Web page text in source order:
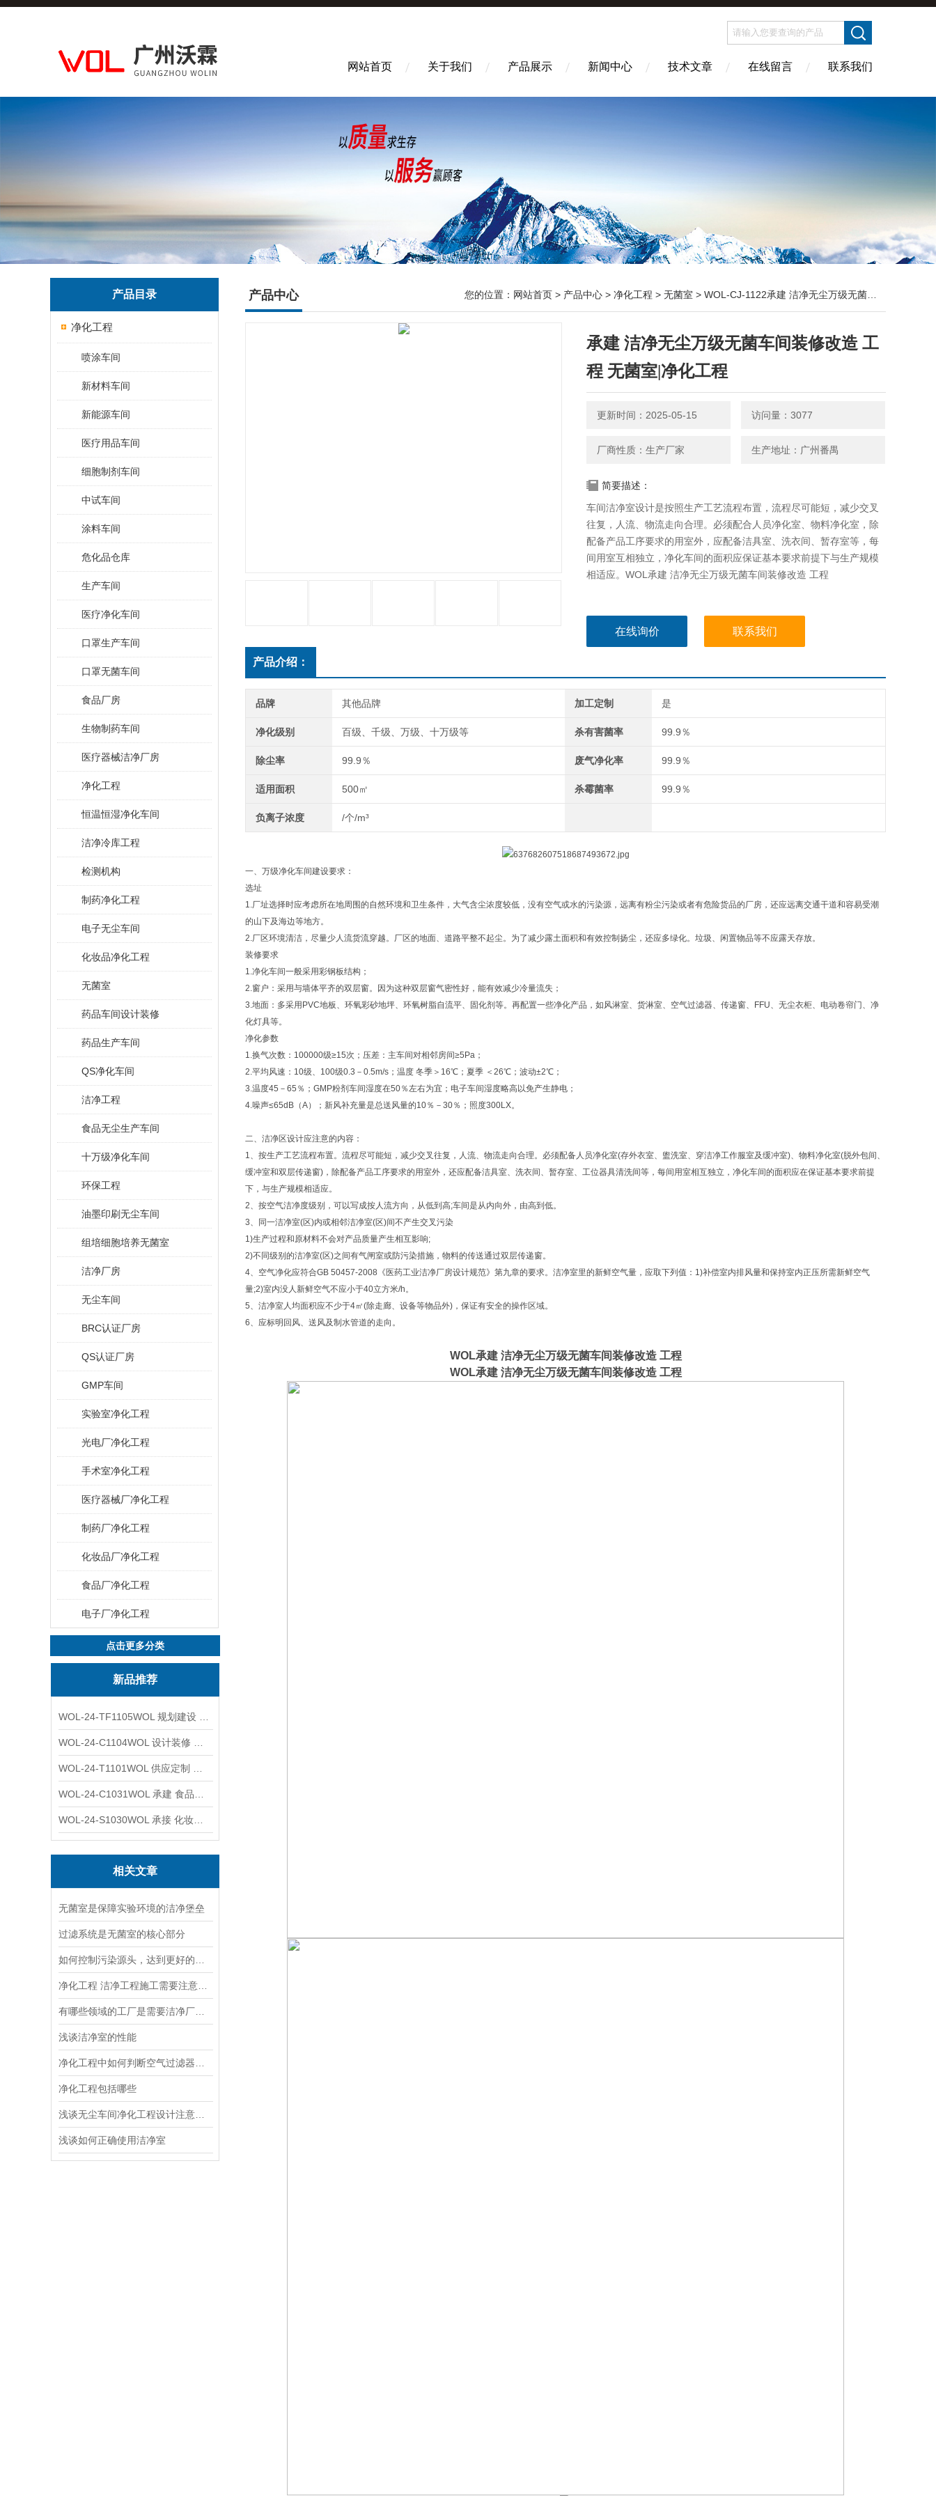
网站首页 关于我们 产品展示 新闻中心 技术文章 在线留言 联系我们
产品目录
净化工程
喷涂车间
新材料车间
新能源车间
医疗用品车间
细胞制剂车间
中试车间
涂料车间
危化品仓库
生产车间
医疗净化车间
口罩生产车间
口罩无菌车间
食品厂房
生物制药车间
医疗器械洁净厂房
净化工程
恒温恒湿净化车间
洁净冷库工程
检测机构
制药净化工程
电子无尘车间
化妆品净化工程
无菌室
药品车间设计装修
药品生产车间
QS净化车间
洁净工程
食品无尘生产车间
十万级净化车间
环保工程
油墨印刷无尘车间
组培细胞培养无菌室
洁净厂房
无尘车间
BRC认证厂房
QS认证厂房
GMP车间
实验室净化工程
光电厂净化工程
手术室净化工程
医疗器械厂净化工程
制药厂净化工程
化妆品厂净化工程
食品厂净化工程
电子厂净化工程
点击更多分类
新品推荐
相关文章
无菌室是保障实验环境的洁净堡垒
过滤系统是无菌室的核心部分
浅谈洁净室的性能
净化工程包括哪些
浅谈如何正确使用洁净室
产品中心 您的位置： 网站首页 > 产品中心 > 净化工程 > 无菌室 > WOL-CJ-1122承建 洁净无尘万级无菌车间装修改造 工程 无菌室|净化工程
承建 洁净无尘万级无菌车间装修改造 工
程 无菌室|净化工程
更新时间：2025-05-15 访问量：3077
厂商性质：生产厂家 生产地址：广州番禺
简要描述：
车间洁净室设计是按照生产工艺流程布置，流程尽可能短，减少交叉
往复，人流、物流走向合理。必须配合人员净化室、物料净化室，除
配备产品工序要求的用室外，应配备洁具室、洗衣间、暂存室等，每
间用室互相独立，净化车间的面积应保证基本要求前提下与生产规模
相适应。WOL承建 洁净无尘万级无菌车间装修改造 工程
在线询价 联系我们
产品介绍：
品牌 其他品牌 加工定制 是
净化级别 百级、千级、万级、十万级等 杀有害菌率 99.9％
除尘率 99.9％ 废气净化率 99.9％
适用面积 500㎡ 杀霉菌率 99.9％
负离子浓度 /个/m³
一、万级净化车间建设要求：
选址
1.厂址选择时应考虑所在地周围的自然环境和卫生条件，大气含尘浓度较低，没有空气或水的污染源，远离有粉尘污染或者有危险货品的厂房，还应远离交通干道和容易受潮
的山下及海边等地方。
2.厂区环境清洁，尽量少人流货流穿越。厂区的地面、道路平整不起尘。为了减少露土面积和有效控制扬尘，还应多绿化。垃圾、闲置物品等不应露天存放。
装修要求
1.净化车间一般采用彩钢板结构；
2.窗户：采用与墙体平齐的双层窗。因为这种双层窗气密性好，能有效减少冷量流失；
3.地面：多采用PVC地板、环氧彩砂地坪、环氧树脂自流平、固化剂等。再配置一些净化产品，如风淋室、货淋室、空气过滤器、传递窗、FFU、无尘衣柜、电动卷帘门、净
化灯具等。
净化参数
1.换气次数：100000级≥15次；压差：主车间对相邻房间≥5Pa；
2.平均风速：10级、100级0.3－0.5m/s；温度 冬季＞16℃；夏季 ＜26℃；波动±2℃；
3.温度45－65％；GMP粉剂车间湿度在50％左右为宜；电子车间湿度略高以免产生静电；
4.噪声≤65dB（A）；新风补充量是总送风量的10％－30％；照度300LX。
二、洁净区设计应注意的内容：
1、按生产工艺流程布置。流程尽可能短，减少交叉往复，人流、物流走向合理。必须配备人员净化室(存外衣室、盥洗室、穿洁净工作服室及缓冲室)、物料净化室(脱外包间、
缓冲室和双层传递窗)，除配备产品工序要求的用室外，还应配备洁具室、洗衣间、暂存室、工位器具清洗间等，每间用室相互独立，净化车间的面积应在保证基本要求前提
下，与生产规模相适应。
2、按空气洁净度级别，可以写成按人流方向，从低到高;车间是从内向外，由高到低。
3、同一洁净室(区)内或相邻洁净室(区)间不产生交叉污染
1)生产过程和原材料不会对产品质量产生相互影响;
2)不同级别的洁净室(区)之间有气闸室或防污染措施，物料的传送通过双层传递窗。
4、空气净化应符合GB 50457-2008《医药工业洁净厂房设计规范》第九章的要求。洁净室里的新鲜空气量，应取下列值：1)补偿室内排风量和保持室内正压所需新鲜空气
量;2)室内没人新鲜空气不应小于40立方米/h。
5、洁净室人均面积应不少于4㎡(除走廊、设备等物品外)，保证有安全的操作区域。
6、应标明回风、送风及制水管道的走向。
WOL承建 洁净无尘万级无菌车间装修改造 工程
WOL承建 洁净无尘万级无菌车间装修改造 工程